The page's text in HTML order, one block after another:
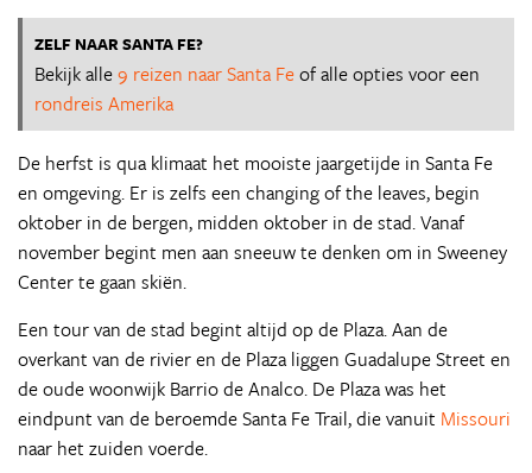
ZELF NAAR SANTA FE?
Bekijk alle9 reizen naar Santa Feof alle opties voor een
rondreis Amerika
De herfst is qua klimaat het mooiste jaargetijde in Santa Fe
en omgeving. Er is zelfs een changing of the leaves, begin
oktober in de bergen, midden oktober in de stad. Vanaf
november begint men aan sneeuw te denken om in Sweeney
Center te gaan skiën.
Een tour van de stad begint altijd op de Plaza. Aan de
overkant van de rivier en de Plaza liggen Guadalupe Street en
de oude woonwijk Barrio de Analco. De Plaza was het
eindpunt van de beroemde Santa Fe Trail, die vanuit Missouri
naar het zuiden voerde.